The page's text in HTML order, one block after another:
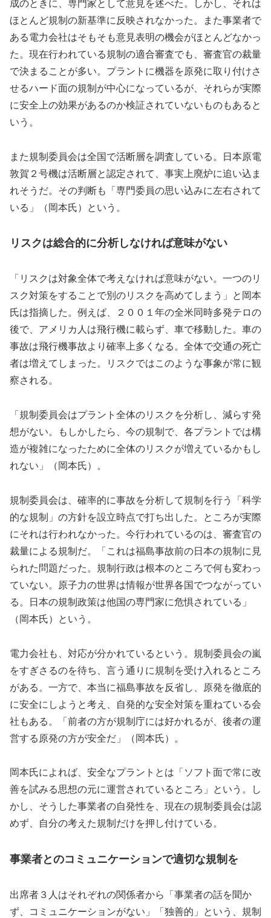
成のときに、専門家として意見を述べた。しかし、それは
ほとんど規制の新基準に反映されなかった。また事業者で
ある電力会社はそもそも意見表明の機会がほとんどなかっ
た。現在行われている規制の適合審査でも、審査官の裁量
で決まることが多い。プラントに機器を原発に取り付けさ
せるハード面の規制が中心になっているが、それらが実際
に安全上の効果があるのか検証されていないものもあると
いう。
また規制委員会は全国で活断層を調査している。日本原電
敦賀２号機は活断層と認定されて、事実上廃炉に追い込ま
れそうだ。その判断も「専門委員の思い込みに左右されて
いる」（岡本氏）という。
リスクは総合的に分析しなければ意味がない
「リスクは対象全体で考えなければ意味がない。一つのリ
スク対策をすることで別のリスクを高めてしまう」と岡本
氏は指摘した。例えば、２００１年の全米同時多発テロの
後で、アメリカ人は飛行機に載らず、車で移動した。車の
事故は飛行機事故より確率上多くなる。全体で交通の死亡
者は増えてしまった。リスクではこのような事象が常に観
察される。
「規制委員会はプラント全体のリスクを分析し、減らす発
想がない。もしかしたら、今の規制で、各プラントでは構
造が複雑になったために全体のリスクが増えているかもし
れない」（岡本氏）。
規制委員会は、確率的に事故を分析して規制を行う「科学
的な規制」の方針を設立時点で打ち出した。ところが実際
にそれは行われなかった。今行われているのは、審査官の
裁量による規制だ。「これは福島事故前の日本の規制に見
られた問題だった。規制行政は根本のところで何も変わっ
ていない。原子力の世界は情報が世界各国でつながってい
る。日本の規制政策は他国の専門家に危惧されている」
（岡本氏）という。
電力会社も、対応が分かれているという。規制委員会の嵐
をすぎさるのを待ち、言う通りに規制を受け入れるところ
がある。一方で、本当に福島事故を反省し、原発を徹底的
に安全にしようと考え、自発的な安全対策を重ねている会
社もある。「前者の方が規制庁には好かれるが、後者の運
営する原発の方が安全だ」（岡本氏）。
岡本氏によれば、安全なプラントとは「ソフト面で常に改
善を試みる思想の元に運営されているところ」という。し
かし、そうした事業者の自発性を、現在の規制委員会は認
めず、自分の考えた規制だけを押し付けている。
事業者とのコミュニケーションで適切な規制を
出席者３人はそれぞれの関係者から「事業者の話を聞か
ず、コミュニケーションがない」「独善的」という、規制